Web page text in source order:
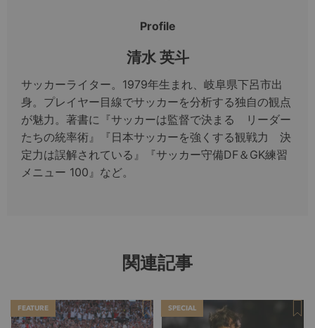
Profile
清水 英斗
サッカーライター。1979年生まれ、岐阜県下呂市出
身。プレイヤー目線でサッカーを分析する独自の観点
が魅力。著書に『サッカーは監督で決まる リーダー
たちの統率術』『日本サッカーを強くする観戦力 決
定力は誤解されている』『サッカー守備DF＆GK練習
メニュー 100』など。
関連記事
FEATURE SPECIAL